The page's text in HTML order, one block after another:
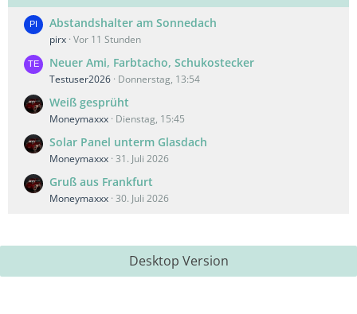
Abstandshalter am Sonnedach
pirx Vor 11 Stunden
Neuer Ami, Farbtacho, Schukostecker
Testuser2026 Donnerstag, 13:54
Weiß gesprüht
Moneymaxxx Dienstag, 15:45
Solar Panel unterm Glasdach
Moneymaxxx 31. Juli 2026
Gruß aus Frankfurt
Moneymaxxx 30. Juli 2026
Desktop Version